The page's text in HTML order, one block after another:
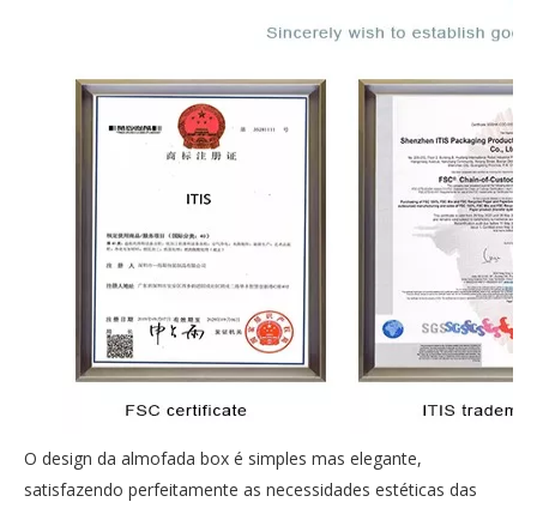
O design da almofada box é simples mas elegante,
satisfazendo perfeitamente as necessidades estéticas das